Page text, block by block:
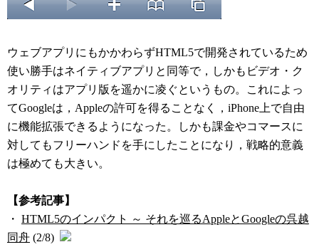
ウェブアプリにもかかわらずHTML5で開発されているため
使い勝手はネイティブアプリと同等で，しかもビデオ・ク
オリティはアプリ版を遥かに凌ぐというもの。これによっ
てGoogleは，Appleの許可を得ることなく，iPhone上で自由
に機能拡張できるようになった。しかも課金やコマースに
対してもフリーハンドを手にしたことになり，戦略的意義
は極めても大きい。
【参考記事】
・ HTML5のインパクト ～ それを巡るAppleとGoogleの呉越
同舟 (2/8)